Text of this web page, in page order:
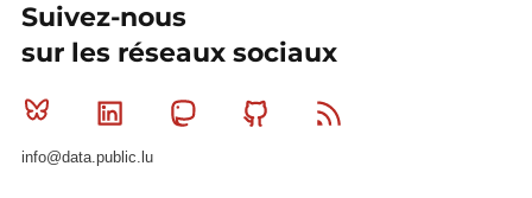
Suivez-nous
sur les réseaux sociaux
Bluesky Linkedin MastodonGithub
info@data.public.lu